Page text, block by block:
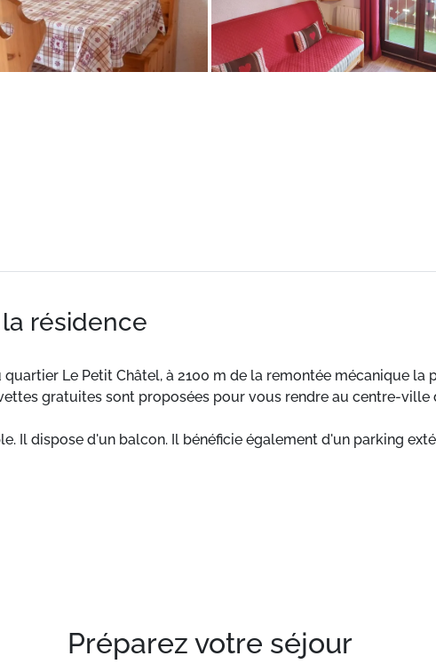
résidence
Le Petit Châtel, à 2100 m de la remontée mécanique la
gratuites sont proposées pour vous rendre au centre-ville
Il dispose d'un balcon. Il bénéficie également d'un parking
Préparez votre séjour